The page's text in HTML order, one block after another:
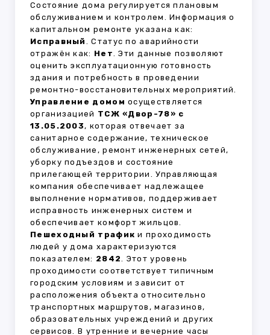
Состояние дома регулируется плановым
обслуживанием и контролем. Информация о
капитальном ремонте указана как:
Исправный . Статус по аварийности
отражён как: Нет. Эти данные позволяют
оценить эксплуатационную готовность
здания и потребность в проведении
ремонтно-восстановительных мероприятий.
Управление домом осуществляется
организацией ТСЖ «Двор-78» с
13.05.2003, которая отвечает за
санитарное содержание, техническое
обслуживание, ремонт инженерных сетей,
уборку подъездов и состояние
прилегающей территории. Управляющая
компания обеспечивает надлежащее
выполнение нормативов, поддерживает
исправность инженерных систем и
обеспечивает комфорт жильцов.
Пешеходный трафик и проходимость
людей у дома характеризуются
показателем: 2842. Этот уровень
проходимости соответствует типичным
городским условиям и зависит от
расположения объекта относительно
транспортных маршрутов, магазинов,
образовательных учреждений и других
сервисов. В утренние и вечерние часы